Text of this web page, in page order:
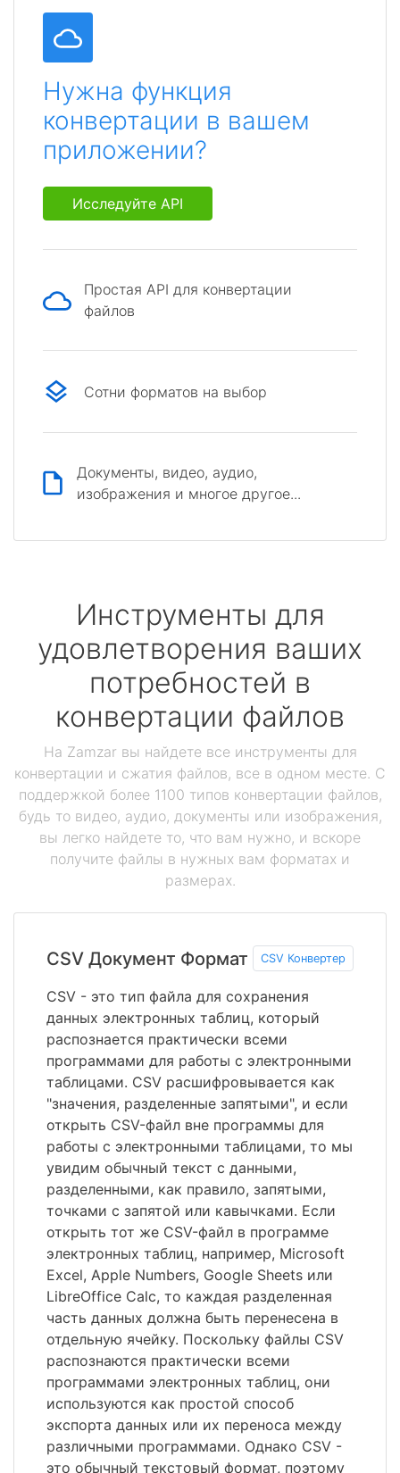
Нужна функция
конвертации в вашем
приложении?
Исследуйте API
Простая API для конвертации
файлов
Сотни форматов на выбор
Документы, видео, аудио,
изображения и многое другое...
Инструменты для
удовлетворения ваших
потребностей в
конвертации файлов
На Zamzar вы найдете все инструменты для
конвертации и сжатия файлов, все в одном месте. С
поддержкой более 1100 типов конвертации файлов,
будь то видео, аудио, документы или изображения,
вы легко найдете то, что вам нужно, и вскоре
получите файлы в нужных вам форматах и
размерах.
CSV Документ Формат CSV Конвертер
CSV - это тип файла для сохранения
данных электронных таблиц, который
распознается практически всеми
программами для работы с электронными
таблицами. CSV расшифровывается как
"значения, разделенные запятыми", и если
открыть CSV-файл вне программы для
работы с электронными таблицами, то мы
увидим обычный текст с данными,
разделенными, как правило, запятыми,
точками с запятой или кавычками. Если
открыть тот же CSV-файл в программе
электронных таблиц, например, Microsoft
Excel, Apple Numbers, Google Sheets или
LibreOffice Calc, то каждая разделенная
часть данных должна быть перенесена в
отдельную ячейку. Поскольку файлы CSV
распознаются практически всеми
программами электронных таблиц, они
используются как простой способ
экспорта данных или их переноса между
различными программами. Однако CSV -
это обычный текстовый формат, поэтому